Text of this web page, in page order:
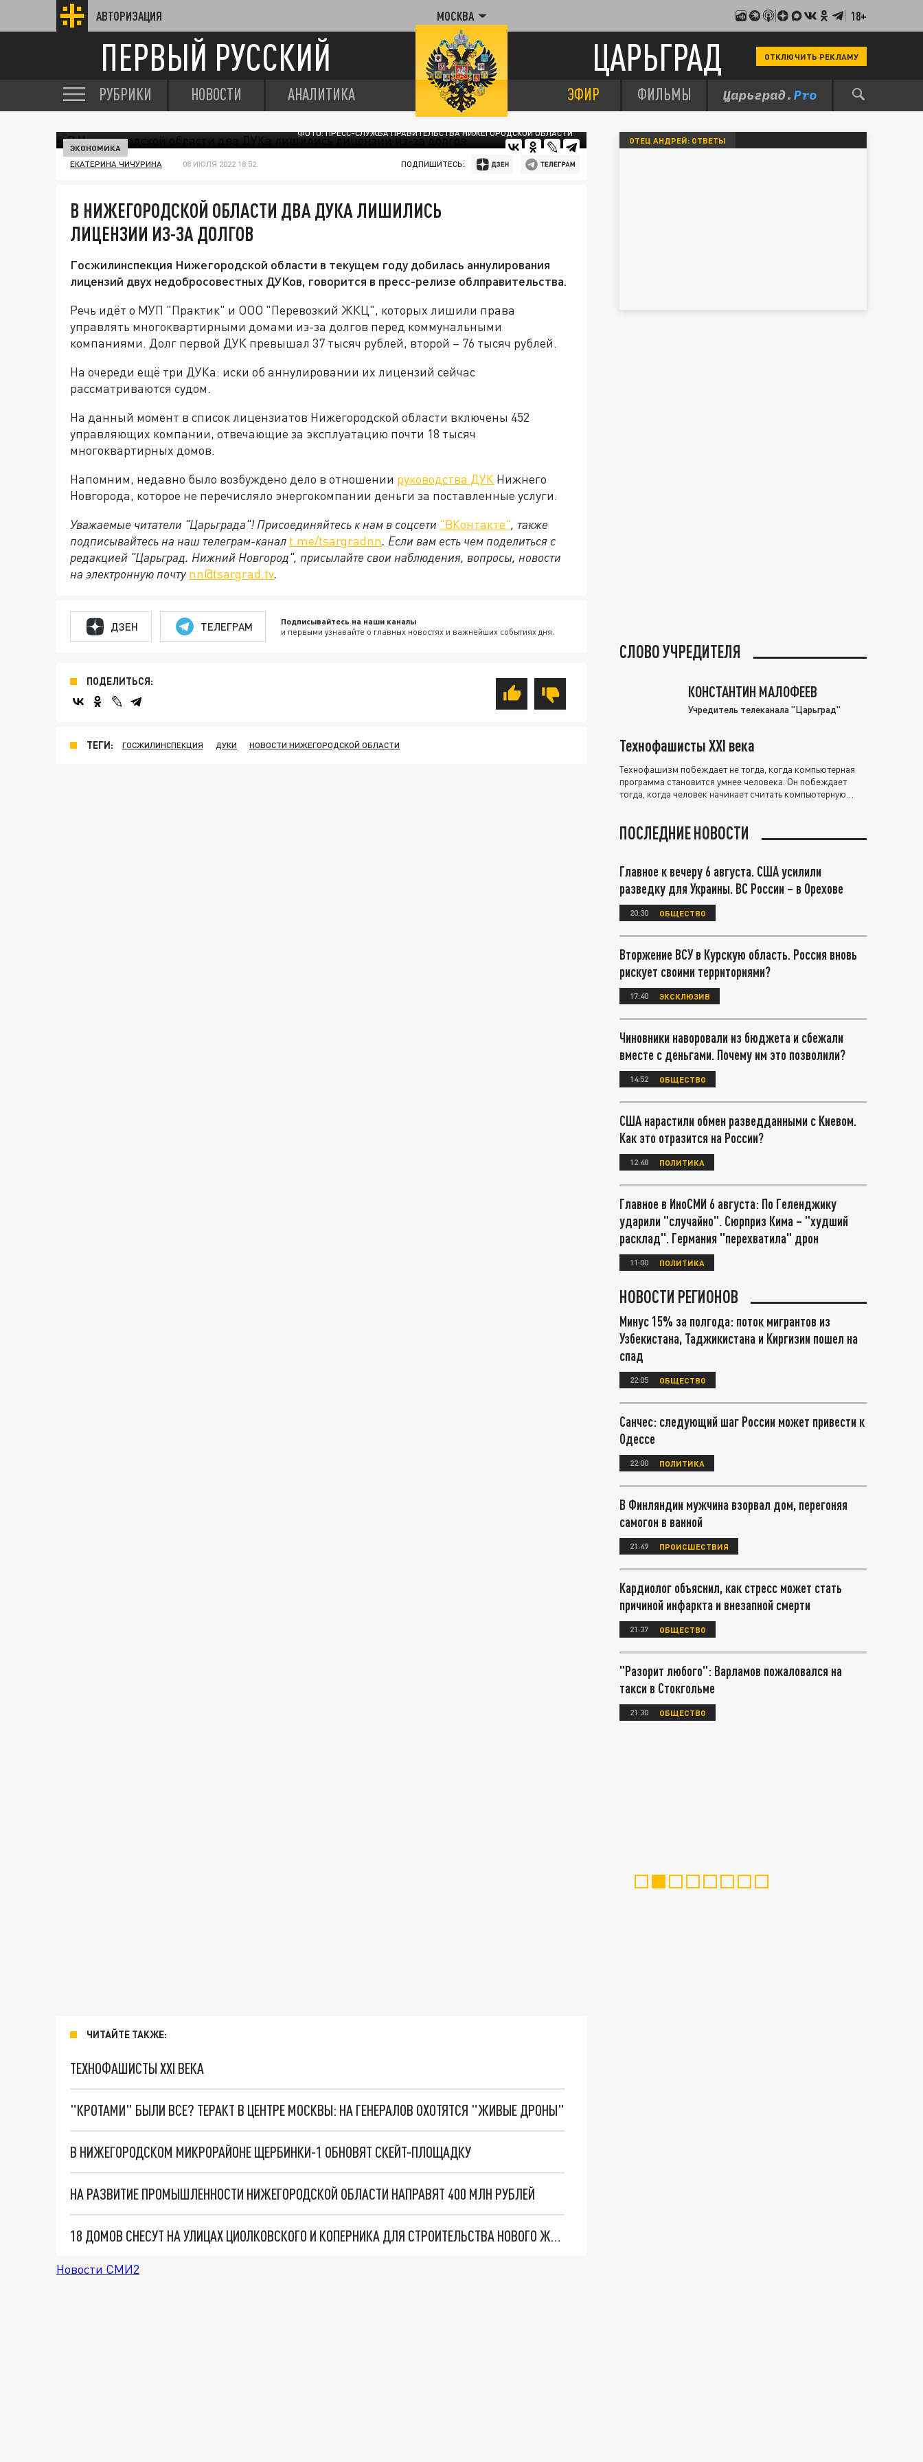
АВТОРИЗАЦИЯ МОСКВА 18+
ПЕРВЫЙ РУССКИЙ ЦАРЬГРАД ОТКЛЮЧИТЬ РЕКЛАМУ
РУБРИКИ НОВОСТИ АНАЛИТИКА ЭФИР ФИЛЬМЫ
ФОТО: ПРЕСС-СЛУЖБА ПРАВИТЕЛЬСТВА НИЖЕГОРОДСКОЙ ОБЛАСТИ
ЭКОНОМИКА
ЕКАТЕРИНА ЧИЧУРИНА 08 ИЮЛЯ 2022 18:52 ПОДПИШИТЕСЬ:
В НИЖЕГОРОДСКОЙ ОБЛАСТИ ДВА ДУКА ЛИШИЛИСЬ
ЛИЦЕНЗИИ ИЗ-ЗА ДОЛГОВ
Госжилинспекция Нижегородской области в текущем году добилась аннулирования
лицензий двух недобросовестных ДУКов, говорится в пресс-релизе облправительства.
Речь идёт о МУП "Практик" и ООО "Перевозкий ЖКЦ", которых лишили права
управлять многоквартирными домами из-за долгов перед коммунальными
компаниями. Долг первой ДУК превышал 37 тысяч рублей, второй – 76 тысяч рублей.
На очереди ещё три ДУКа: иски об аннулировании их лицензий сейчас
рассматриваются судом.
На данный момент в список лицензиатов Нижегородской области включены 452
управляющих компании, отвечающие за эксплуатацию почти 18 тысяч
многоквартирных домов.
Напомним, недавно было возбуждено дело в отношении руководства ДУК Нижнего
Новгорода, которое не перечисляло энергокомпании деньги за поставленные услуги.
Уважаемые читатели "Царьграда"!Присоединяйтесь к нам в соцсети "ВКонтакте", также
подписывайтесь на наш телеграм-канал t.me/tsargradnn. Если вам есть чем поделиться с
редакцией "Царьград. Нижний Новгород", присылайте свои наблюдения, вопросы, новости
на электронную почту nn@tsargrad.tv.
ДЗЕН ТЕЛЕГРАМ Подписывайтесь на наши каналы
и первыми узнавайте о главных новостях и важнейших событиях дня.
ПОДЕЛИТЬСЯ:
ТЕГИ: ГОСЖИЛИНСПЕКЦИЯ ДУКИ НОВОСТИ НИЖЕГОРОДСКОЙ ОБЛАСТИ
ЧИТАЙТЕ ТАКЖЕ:
ТЕХНОФАШИСТЫ XXI ВЕКА
"КРОТАМИ" БЫЛИ ВСЕ? ТЕРАКТ В ЦЕНТРЕ МОСКВЫ: НА ГЕНЕРАЛОВ ОХОТЯТСЯ "ЖИВЫЕ ДРОНЫ"
В НИЖЕГОРОДСКОМ МИКРОРАЙОНЕ ЩЕРБИНКИ-1 ОБНОВЯТ СКЕЙТ-ПЛОЩАДКУ
НА РАЗВИТИЕ ПРОМЫШЛЕННОСТИ НИЖЕГОРОДСКОЙ ОБЛАСТИ НАПРАВЯТ 400 МЛН РУБЛЕЙ
18 ДОМОВ СНЕСУТ НА УЛИЦАХ ЦИОЛКОВСКОГО И КОПЕРНИКА ДЛЯ СТРОИТЕЛЬСТВА НОВОГО ЖК В НИЖНЕМ НОВГОРОДЕ
Новости СМИ2
ОТЕЦ АНДРЕЙ: ОТВЕТЫ
СЛОВО УЧРЕДИТЕЛЯ
КОНСТАНТИН МАЛОФЕЕВ
Учредитель телеканала "Царьград"
Технофашисты XXI века
Технофашизм побеждает не тогда, когда компьютерная
программа становится умнее человека. Он побеждает
тогда, когда человек начинает считать компьютерную
ПОСЛЕДНИЕ НОВОСТИ
Главное к вечеру 6 августа. США усилили
разведку для Украины. ВС России – в Орехове
20:30 ОБЩЕСТВО
Вторжение ВСУ в Курскую область. Россия вновь
рискует своими территориями?
17:40 ЭКСКЛЮЗИВ
Чиновники наворовали из бюджета и сбежали
вместе с деньгами. Почему им это позволили?
14:52 ОБЩЕСТВО
США нарастили обмен разведданными с Киевом.
Как это отразится на России?
12:48 ПОЛИТИКА
Главное в ИноСМИ 6 августа: По Геленджику
ударили "случайно". Сюрприз Кима – "худший
расклад". Германия "перехватила" дрон
11:00 ПОЛИТИКА
НОВОСТИ РЕГИОНОВ
Минус 15% за полгода: поток мигрантов из
Узбекистана, Таджикистана и Киргизии пошел на
спад
22:05 ОБЩЕСТВО
Санчес: следующий шаг России может привести к
Одессе
22:00 ПОЛИТИКА
В Финляндии мужчина взорвал дом, перегоняя
самогон в ванной
21:49 ПРОИСШЕСТВИЯ
Кардиолог объяснил, как стресс может стать
причиной инфаркта и внезапной смерти
21:37 ОБЩЕСТВО
"Разорит любого": Варламов пожаловался на
такси в Стокгольме
21:30 ОБЩЕСТВО